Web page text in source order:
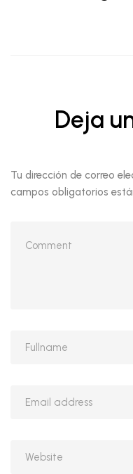
Deja
Tu dirección de correo
campos obligatorios